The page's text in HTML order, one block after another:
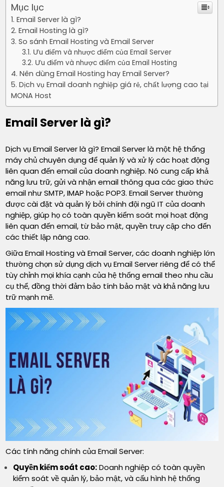
Mục lục
Email Server là gì?
Email Hosting là gì?
So sánh Email Hosting và Email Server
Ưu điểm và nhược điểm của Email Server
Ưu điểm và nhược điểm của Email Hosting
Nên dùng Email Hosting hay Email Server?
Dịch vụ Email doanh nghiệp giá rẻ, chất lượng cao tại
MONA Host
Email Server là gì?
Dịch vụ Email Server là gì? Email Server là một hệ thống
máy chủ chuyên dụng để quản lý và xử lý các hoạt động
liên quan đến email của doanh nghiệp. Nó cung cấp khả
năng lưu trữ, gửi và nhận email thông qua các giao thức
email như SMTP, IMAP hoặc POP3. Email Server thường
được cài đặt và quản lý bởi chính đội ngũ IT của doanh
nghiệp, giúp họ có toàn quyền kiểm soát mọi hoạt động
liên quan đến email, từ bảo mật, quyền truy cập cho đến
các thiết lập nâng cao.
Giữa Email Hosting và Email Server, các doanh nghiệp lớn
thường chọn sử dụng dịch vụ Email Server riêng để có thể
tùy chỉnh mọi khía cạnh của hệ thống email theo nhu cầu
cụ thể, đồng thời đảm bảo tính bảo mật và khả năng lưu
trữ mạnh mẽ.
Các tính năng chính của Email Server:
Quyền kiểm soát cao:Doanh nghiệp có toàn quyền
kiểm soát về quản lý, bảo mật, và cấu hình hệ thống